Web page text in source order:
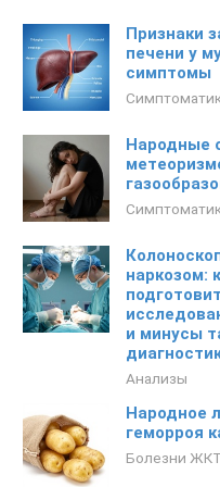
Признаки
печени у
симптомы
Народные
наркозом:
и минусы
Анализы
Народное
геморроя
Болезни ЖКТ